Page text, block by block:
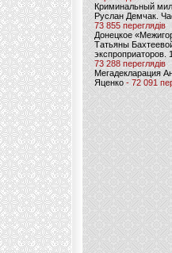
Криминальный
Руслан Демчак.
73 855 переглядів
Донецкое
Татьяны
экспроприаторов.
73 288 переглядів
Мегадекларация
Яценко - 72 091